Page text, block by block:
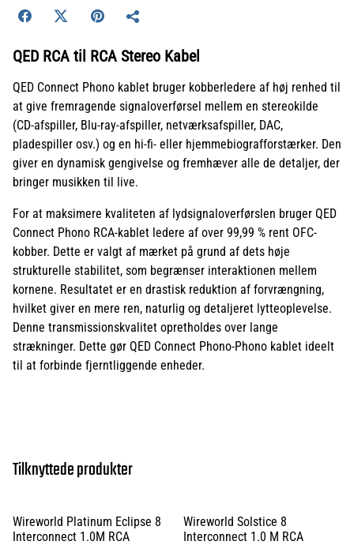
QED RCA til RCA Stereo Kabel
QED Connect Phono kablet bruger kobberledere af høj renhed til
at give fremragende signaloverførsel mellem en stereokilde
(CD-afspiller, Blu-ray-afspiller, netværksafspiller, DAC,
pladespiller osv.) og en hi-fi- eller hjemmebiografforstærker. Den
giver en dynamisk gengivelse og fremhæver alle de detaljer, der
bringer musikken til live.
For at maksimere kvaliteten af lydsignaloverførslen bruger QED
Connect Phono RCA-kablet ledere af over 99,99 % rent OFC-
kobber. Dette er valgt af mærket på grund af dets høje
strukturelle stabilitet, som begrænser interaktionen mellem
kornene. Resultatet er en drastisk reduktion af forvrængning,
hvilket giver en mere ren, naturlig og detaljeret lytteoplevelse.
Denne transmissionskvalitet opretholdes over lange
strækninger. Dette gør QED Connect Phono-Phono kablet ideelt
til at forbinde fjerntliggende enheder.
Tilknyttede produkter
Wireworld Platinum Eclipse 8
Interconnect 1.0M RCA
Wireworld Solstice 8
Interconnect 1.0 M RCA